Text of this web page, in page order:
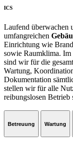
ICS
Laufend überwachen
umfangreichen
Einrichtung wie
sowie Raumklima. Im
sind wir für die
Wartung,
Dokumentation
stellen wir für alle
reibungslosen Betrieb
Betreuung Wartung